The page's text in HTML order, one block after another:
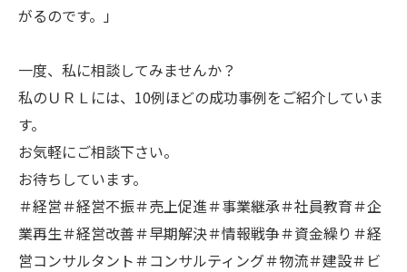
がるのです。」
一度、私に相談してみませんか？
私のＵＲＬには、10例ほどの成功事例をご紹介していま
す。
お気軽にご相談下さい。
お待ちしています。
＃経営＃経営不振＃売上促進＃事業継承＃社員教育＃企
業再生＃経営改善＃早期解決＃情報戦争＃資金繰り＃経
営コンサルタント＃コンサルティング＃物流＃建設＃ビ